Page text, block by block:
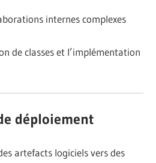
internes complexes
de classes et l’implémentation
déploiement
artefacts logiciels vers des